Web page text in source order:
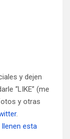
y dejen
“LIKE” (me
y otras
.
llenen esta